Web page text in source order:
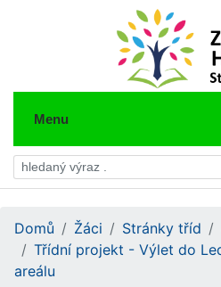
Menu
Domů Žáci Stránky tříd
Třídní projekt - Výlet do
areálu